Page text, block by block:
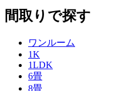
間取りで探す
ワンルーム
1K
1LDK
6畳
8畳